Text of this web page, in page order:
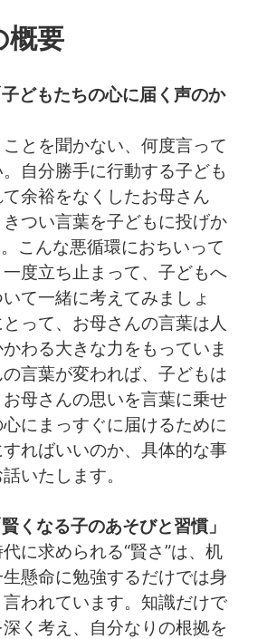
概要
どもたちの心に届く声のか
とを聞かない、何度言って
自分勝手に行動する子ども
余裕をなくしたお母さん
つい言葉を子どもに投げか
こんな悪循環におちいって
度立ち止まって、子どもへ
て一緒に考えてみましょ
って、お母さんの言葉は人
わる大きな力をもっていま
言葉が変われば、子どもは
母さんの思いを言葉に乗せ
にまっすぐに届けるために
ればいいのか、具体的な事
いたします。
くなる子のあそびと習慣」
に求められる“賢さ”は、机
懸命に勉強するだけでは身
われています。知識だけで
く考え、自分なりの根拠を